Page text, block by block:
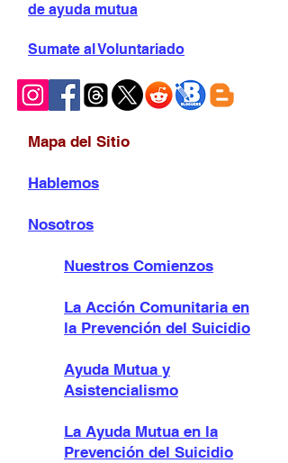
de ayuda mutua
Sumate al Voluntariado
Mapa del Sitio
Hablemos
Nosotros
Nuestros Comienzos
La Acción Comunitaria en
la Prevención del Suicidio
Ayuda Mutua y
Asistencialismo
La Ayuda Mutua en la
Prevención del Suicidio